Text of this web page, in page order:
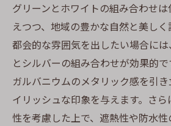
グリーンとホワイトの組み合わせ
えつつ、地域の豊かな自然と美しく
都会的な雰囲気を出したい場合に
とシルバーの組み合わせが効果的で
ガルバニウムのメタリック感を引
イリッシュな印象を与えます。さ
性を考慮した上で、遮熱性や防水